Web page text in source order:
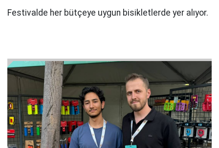
Festivalde her bütçeye uygun bisikletlerde yer alıyor.